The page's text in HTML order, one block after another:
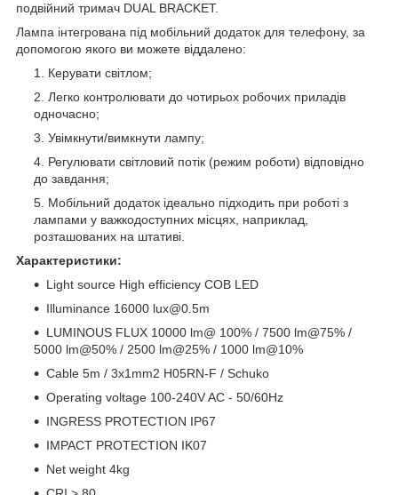
подвійний тримач DUAL BRACKET.
Лампа інтегрована під мобільний додаток для телефону, за
допомогою якого ви можете віддалено:
Керувати світлом;
Легко контролювати до чотирьох робочих приладів
одночасно;
Увімкнути/вимкнути лампу;
Регулювати світловий потік (режим роботи) відповідно
до завдання;
Мобільний додаток ідеально підходить при роботі з
лампами у важкодоступних місцях, наприклад,
розташованих на штативі.
Характеристики:
Light source High efficiency COB LED
Illuminance 16000 lux@0.5m
LUMINOUS FLUX 10000 lm@ 100% / 7500 lm@75% /
5000 lm@50% / 2500 lm@25% / 1000 lm@10%
Cable 5m / 3x1mm2 H05RN-F / Schuko
Operating voltage 100-240V AC - 50/60Hz
INGRESS PROTECTION IP67
IMPACT PROTECTION IK07
Net weight 4kg